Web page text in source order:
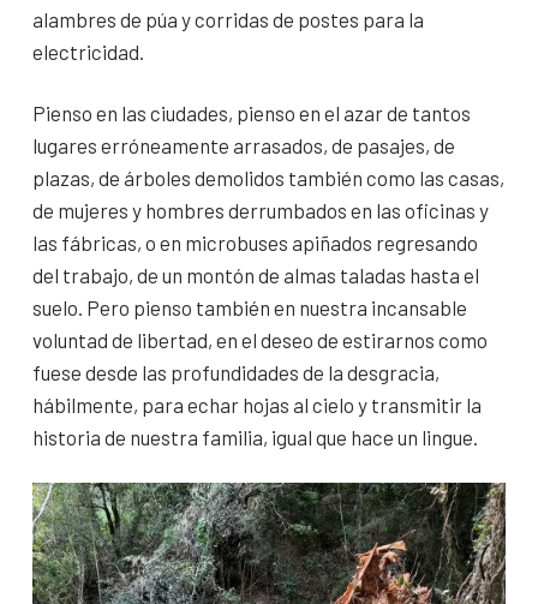
alambres de púa y corridas de postes para la
electricidad.
Pienso en las ciudades, pienso en el azar de tantos
lugares erróneamente arrasados, de pasajes, de
plazas, de árboles demolidos también como las casas,
de mujeres y hombres derrumbados en las oficinas y
las fábricas, o en microbuses apiñados regresando
del trabajo, de un montón de almas taladas hasta el
suelo. Pero pienso también en nuestra incansable
voluntad de libertad, en el deseo de estirarnos como
fuese desde las profundidades de la desgracia,
hábilmente, para echar hojas al cielo y transmitir la
historia de nuestra familia, igual que hace un lingue.